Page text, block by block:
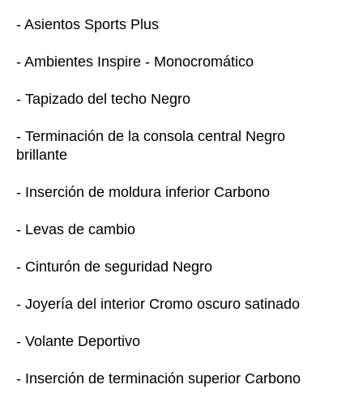
- Asientos Sports Plus
- Ambientes Inspire - Monocromático
- Tapizado del techo Negro
- Terminación de la consola central Negro
brillante
- Inserción de moldura inferior Carbono
- Levas de cambio
- Cinturón de seguridad Negro
- Joyería del interior Cromo oscuro satinado
- Volante Deportivo
- Inserción de terminación superior Carbono